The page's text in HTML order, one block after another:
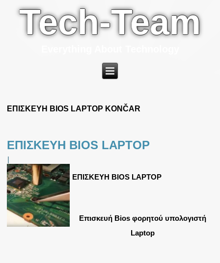
Tech-Team
ΕΠΙΣΚΕΥΗ BIOS LAPTOP KONČAR
ΕΠΙΣΚΕΥΗ BIOS LAPTOP
|
ΕΠΙΣΚΕΥΗ BIOS LAPTOP
Επισκευή Bios φορητού υπολογιστή
Laptop